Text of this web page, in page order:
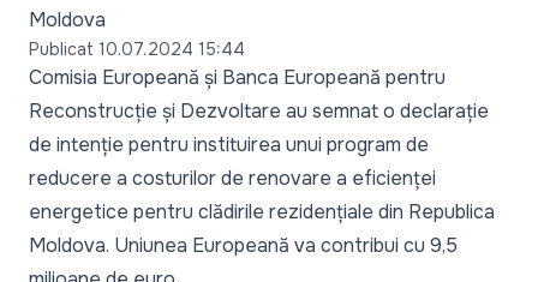
Moldova
Publicat 10.07.2024 15:44
Comisia Europeană și Banca Europeană pentru
Reconstrucție și Dezvoltare au semnat o declarație
de intenție pentru instituirea unui program de
reducere a costurilor de renovare a eficienței
energetice pentru clădirile rezidențiale din Republica
Moldova. Uniunea Europeană va contribui cu 9,5